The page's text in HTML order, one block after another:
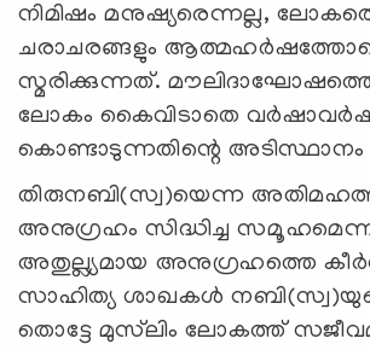
നിമിഷം മനുഷ്യരെന്നല്ല,
ചരാചരങ്ങളും
സ്മരിക്കുന്നത്.
ലോകം കൈവിടാതെ
കൊണ്ടാടുന്നതിന്റെ
തിരുനബി(സ്വ)യെന്ന
അനുഗ്രഹം സിദ്ധിച്ച സമൂഹമെന്ന
അതുല്ല്യമായ അനുഗ്രഹത്തെ
സാഹിത്യ ശാഖകള്‍
തൊട്ടേ മുസ്‌ലിം ലോകത്ത്